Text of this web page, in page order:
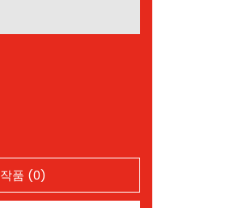
작품 (0)